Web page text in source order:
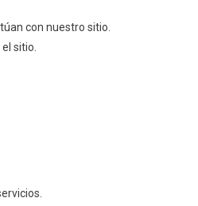
con nuestro sitio.
sitio.